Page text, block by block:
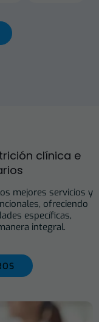
clínica e
mejores servicios y
ofreciendo
específicas,
integral.